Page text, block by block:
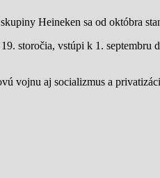
Heineken sa od októbra
storočia, vstúpi k 1.
vojnu aj socializmus a